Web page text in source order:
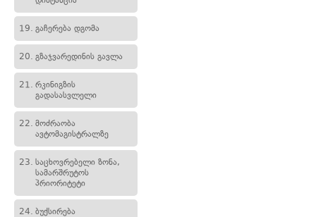
19. გაჩერება დგომა
20. გზაჯვარედინის გავლა
21. რკინიგზის
გადასასვლელი
22. მოძრაობა
ავტომაგისტრალზე
23. საცხოვრებელი ზონა,
სამარშრუტოს
პრიორიტეტი
24. ბუქსირება